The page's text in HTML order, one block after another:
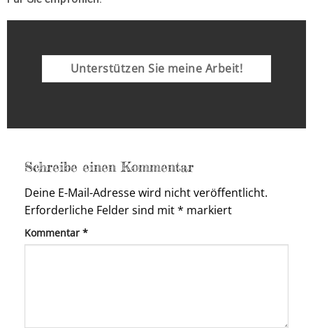
Unterstützen Sie meine Arbeit!
Schreibe einen Kommentar
Deine E-Mail-Adresse wird nicht veröffentlicht.
Erforderliche Felder sind mit* markiert
Kommentar *